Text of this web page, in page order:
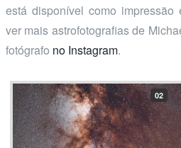
está disponível como impressão
ver mais astrofotografias de
fotógrafo no Instagram.
02